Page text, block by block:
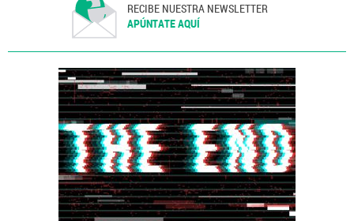
RECIBE NUESTRA NEWSLETTER
APÚNTATE AQUÍ